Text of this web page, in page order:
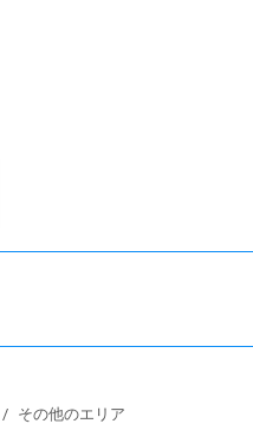
その他のエリア